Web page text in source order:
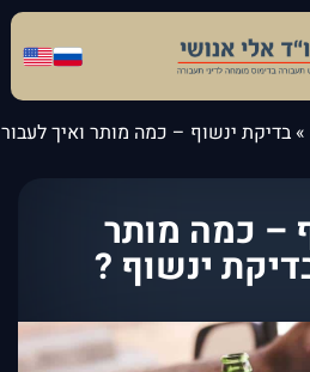
»בדיקת ינשוף – כמה מותר ואיך לעבור
– כמה מותר
ינשוף ?